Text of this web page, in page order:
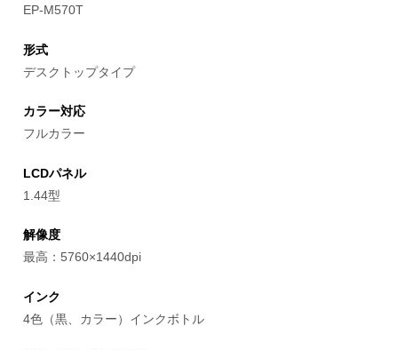
EP-M570T
形式
デスクトップタイプ
カラー対応
フルカラー
LCDパネル
1.44型
解像度
最高：5760×1440dpi
インク
4色（黒、カラー）インクボトル